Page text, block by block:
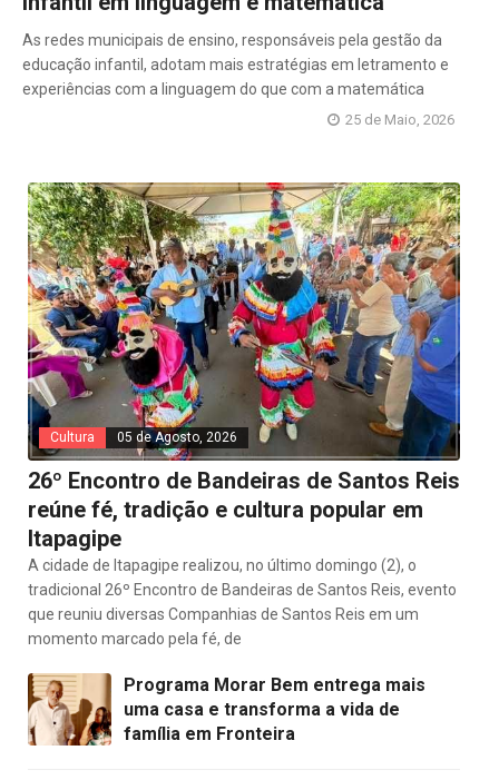
As redes municipais de ensino, responsáveis pela gestão da
educação infantil, adotam mais estratégias em letramento e
experiências com a linguagem do que com a matemática
25 de Maio, 2026
Cultura 05 de Agosto, 2026
26º Encontro de Bandeiras de Santos Reis
reúne fé, tradição e cultura popular em
Itapagipe
A cidade de Itapagipe realizou, no último domingo (2), o
tradicional 26º Encontro de Bandeiras de Santos Reis, evento
que reuniu diversas Companhias de Santos Reis em um
momento marcado pela fé, de
Programa Morar Bem entrega mais
uma casa e transforma a vida de
família em Fronteira